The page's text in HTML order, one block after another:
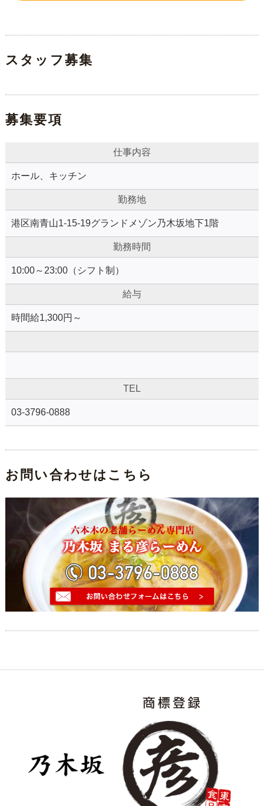
スタッフ募集
募集要項
仕事内容
ホール、キッチン
勤務地
港区南青山1-15-19グランドメゾン乃木坂地下1階
勤務時間
10:00～23:00（シフト制）
給与
時間給1,300円～
TEL
03-3796-0888
お問い合わせはこちら